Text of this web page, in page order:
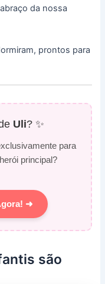
da nossa
prontos para
Uli? ✨
para
principal?
➜
são